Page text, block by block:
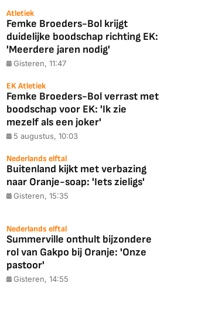
Atletiek
Femke Broeders-Bol krijgt
duidelijke boodschap richting EK:
'Meerdere jaren nodig'
Gisteren, 11:47
EK Atletiek
Femke Broeders-Bol verrast met
boodschap voor EK: 'Ik zie
mezelf als een joker'
5 augustus, 10:03
Nederlands elftal
Buitenland kijkt met verbazing
naar Oranje-soap: 'Iets zieligs'
Gisteren, 15:35
Nederlands elftal
Summerville onthult bijzondere
rol van Gakpo bij Oranje: 'Onze
pastoor'
Gisteren, 14:55